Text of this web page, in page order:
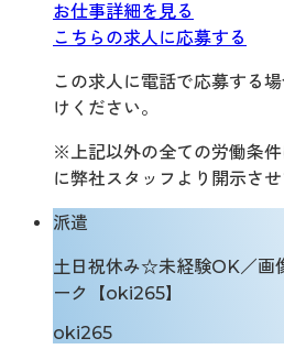
お仕事詳細を見る
こちらの求人に応募する
この求人に電話で応募する
けください。
※上記以外の全ての労働条
に弊社スタッフより開示させ
派遣
土日祝休み☆未経験OK／画
ーク【oki265】
oki265